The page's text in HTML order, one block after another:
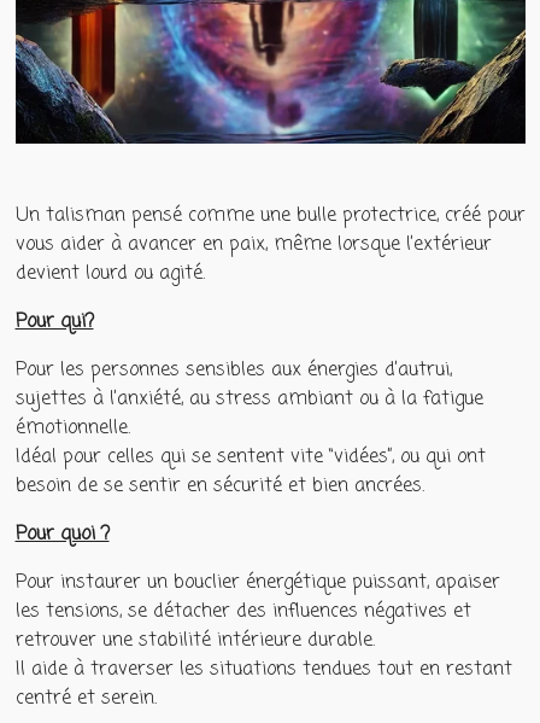
Un talisman pensé comme une bulle protectrice, créé pour
vous aider à avancer en paix, même lorsque l’extérieur
devient lourd ou agité.
Pour qui?
Pour les personnes sensibles aux énergies d’autrui,
sujettes à l’anxiété, au stress ambiant ou à la fatigue
émotionnelle.
Idéal pour celles qui se sentent vite “vidées”, ou qui ont
besoin de se sentir en sécurité et bien ancrées.
Pour quoi ?
Pour instaurer un bouclier énergétique puissant, apaiser
les tensions, se détacher des influences négatives et
retrouver une stabilité intérieure durable.
Il aide à traverser les situations tendues tout en restant
centré et serein.